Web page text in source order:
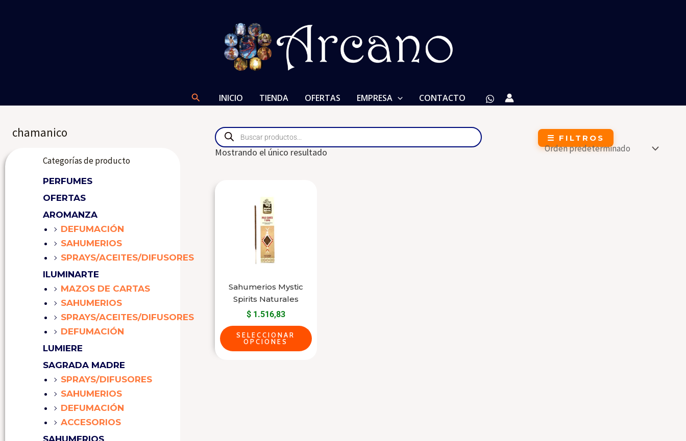
Buscar INICIO TIENDA OFERTAS EMPRESA CONTACTO
chamanico
Categorías de producto
PERFUMES
OFERTAS
AROMANZA
DEFUMACIÓN
SAHUMERIOS
SPRAYS/ACEITES/DIFUSORES
ILUMINARTE
MAZOS DE CARTAS
SAHUMERIOS
SPRAYS/ACEITES/DIFUSORES
DEFUMACIÓN
LUMIERE
SAGRADA MADRE
SPRAYS/DIFUSORES
SAHUMERIOS
DEFUMACIÓN
ACCESORIOS
Products
search ☰ FILTROS
Mostrando el único resultado
Sahumerios Mystic
Spirits Naturales
$1.516,83
SELECCIONAR
OPCIONES
product
has
multiple
variants.
The
may
be
chosen
on
the